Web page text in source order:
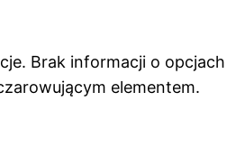
Brak informacji o opcjach
elementem.